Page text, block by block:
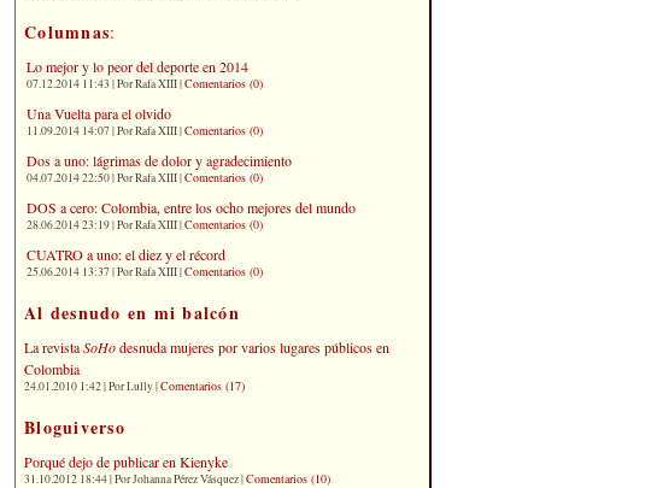
Columnas:
Lo mejor y lo peor del deporte en 2014
07.12.2014 11:43 | Por Rafa XIII |Comentarios (0)
Una Vuelta para el olvido
11.09.2014 14:07 | Por Rafa XIII |Comentarios (0)
Dos a uno: lágrimas de dolor y agradecimiento
04.07.2014 22:50 | Por Rafa XIII |Comentarios (0)
DOS a cero: Colombia, entre los ocho mejores del mundo
28.06.2014 23:19 | Por Rafa XIII |Comentarios (0)
CUATRO a uno: el diez y el récord
25.06.2014 13:37 | Por Rafa XIII |Comentarios (0)
Al desnudo en mi balcón
La revistaSoHodesnuda mujeres por varios lugares públicos en
Colombia
24.01.2010 1:42 | Por Lully |Comentarios (17)
Bloguiverso
Porqué dejo de publicar en Kienyke
31.10.2012 18:44 | Por Johanna Pérez Vásquez |Comentarios (10)